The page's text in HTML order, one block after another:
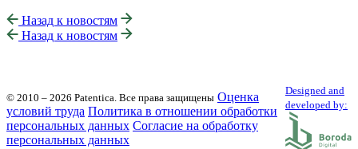
Назад к новостям
Назад к новостям
© 2010 – 2026 Patentica. Все права защищены Оценка
условий труда Политика в отношении обработки
персональных данных Cогласие на обработку
персональных данных
Designed and
developed by: